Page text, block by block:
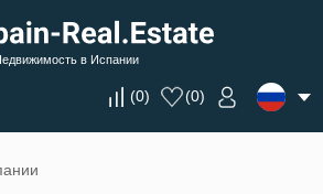
в Испании
(0) (0)